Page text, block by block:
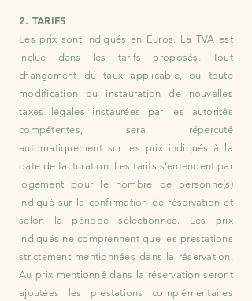
2. TARIFS
Les prix sont indiqués en Euros. La TVA est
inclue dans les tarifs proposés. Tout
changement du taux applicable, ou toute
modification ou instauration de nouvelles
taxes légales instaurées par les autorités
compétentes, sera répercuté
automatiquement sur les prix indiqués à la
date de facturation. Les tarifs s’entendent par
logement pour le nombre de personne(s)
indiqué sur la confirmation de réservation et
selon la période sélectionnée. Les prix
indiqués ne comprennent que les prestations
strictement mentionnées dans la réservation.
Au prix mentionné dans la réservation seront
ajoutées les prestations complémentaires